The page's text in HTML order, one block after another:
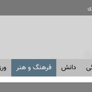
دانش فرهنگ و هنر